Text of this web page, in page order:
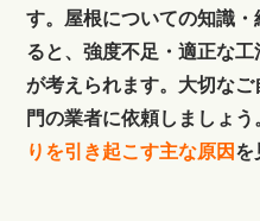
す。屋根についての知識
ると、強度不足・適正な
が考えられます。大切な
門の業者に依頼しましょう
りを引き起こす主な原因 を